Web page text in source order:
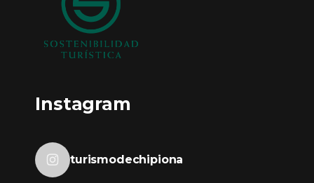
Instagram
turismodechipiona